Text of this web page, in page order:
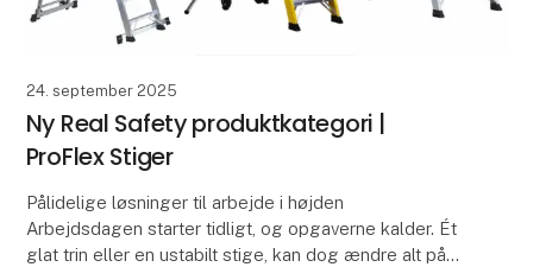
24. september 2025
Ny Real Safety produktkategori |
ProFlex Stiger
Pålidelige løsninger til arbejde i højden
Arbejdsdagen starter tidligt, og opgaverne kalder. Ét
glat trin eller en ustabilt stige, kan dog ændre alt på